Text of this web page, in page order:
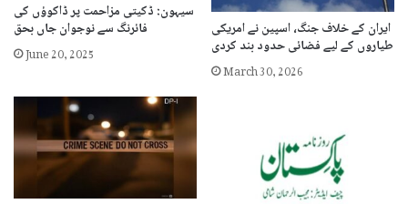
سیہون: ڈکیتی مزاحمت پر ڈاکوؤں کی
فائرنگ سے نوجوان جاں بحق
June 20, 2025
ایران کے خلاف جنگ، اسپین نے امریکی
طیاروں کے لیے فضائی حدود بند کردی
March 30, 2026